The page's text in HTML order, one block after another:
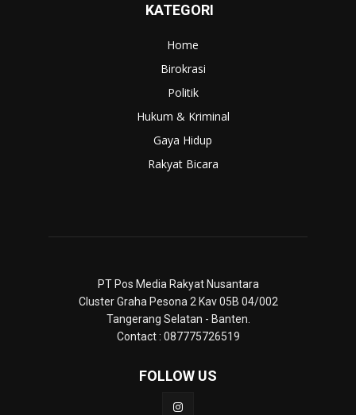
KATEGORI
Home
Birokrasi
Politik
Hukum & Kriminal
Gaya Hidup
Rakyat Bicara
PT Pos Media Rakyat Nusantara
Cluster Graha Pesona 2 Kav 05B 04/002
Tangerang Selatan - Banten.
Contact : 087775726519
FOLLOW US